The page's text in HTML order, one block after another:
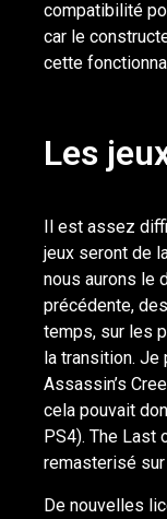
compatibilité
car le
cette
Les
Il est assez
jeux seront de
nous aurons le
précédente,
temps, sur les
la transition.
Assassin’s
cela pouvait
PS4). The Last
remasterisé
De nouvelles